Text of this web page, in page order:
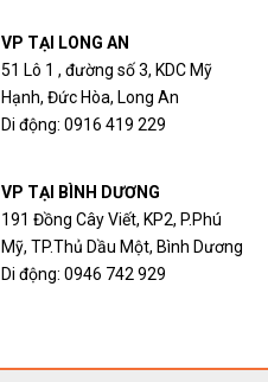
VP TẠI LONG AN
51 Lô 1 , đường số 3, KDC Mỹ
Hạnh, Đức Hòa, Long An
Di động: 0916 419 229
VP TẠI BÌNH DƯƠNG
191 Đồng Cây Viết, KP2, P.Phú
Mỹ, TP.Thủ Dầu Một, Bình Dương
Di động: 0946 742 929